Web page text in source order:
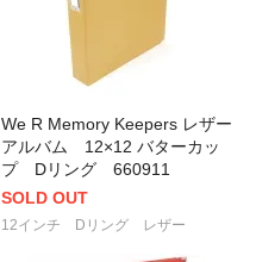
We R Memory Keepers レザー
アルバム 12×12 バターカッ
プ Dリング 660911
SOLD OUT
12インチ Dリング レザー